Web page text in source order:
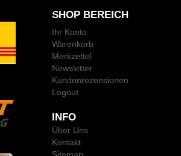
SHOP BEREICH
Ihr Konto
Warenkorb
Merkzettel
Newsletter
Kundenrezensionen
Logout
INFO
Über Uns
Kontakt